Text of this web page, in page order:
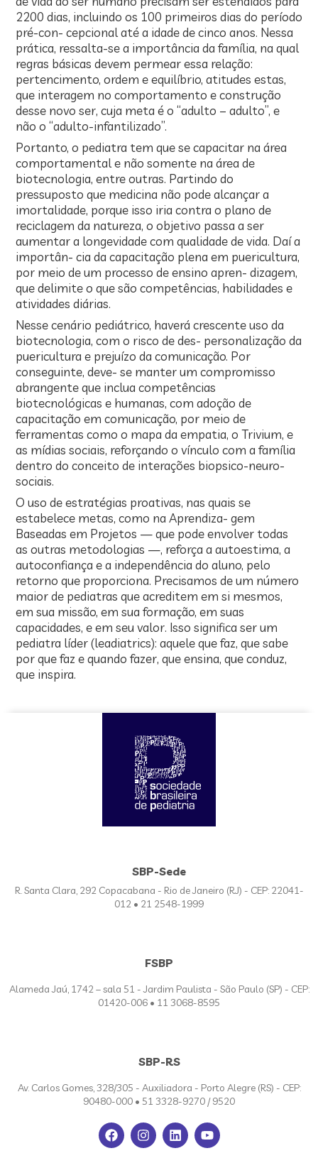
2200 dias, incluindo os 100 primeiros dias do período
pré-con- cepcional até a idade de cinco anos. Nessa
prática, ressalta-se a importância da família, na qual
regras básicas devem permear essa relação:
pertencimento, ordem e equilíbrio, atitudes estas,
que interagem no comportamento e construção
desse novo ser, cuja meta é o “adulto – adulto”, e
não o “adulto-infantilizado”.
Portanto, o pediatra tem que se capacitar na área
comportamental e não somente na área de
biotecnologia, entre outras. Partindo do
pressuposto que medicina não pode alcançar a
imortalidade, porque isso iria contra o plano de
reciclagem da natureza, o objetivo passa a ser
aumentar a longevidade com qualidade de vida. Daí a
importân- cia da capacitação plena em puericultura,
por meio de um processo de ensino apren- dizagem,
que delimite o que são competências, habilidades e
atividades diárias.
Nesse cenário pediátrico, haverá crescente uso da
biotecnologia, com o risco de des- personalização da
puericultura e prejuízo da comunicação. Por
conseguinte, deve- se manter um compromisso
abrangente que inclua competências
biotecnológicas e humanas, com adoção de
capacitação em comunicação, por meio de
ferramentas como o mapa da empatia, o Trivium, e
as mídias sociais, reforçando o vínculo com a família
dentro do conceito de interações biopsico-neuro-
sociais.
O uso de estratégias proativas, nas quais se
estabelece metas, como na Aprendiza- gem
Baseadas em Projetos — que pode envolver todas
as outras metodologias —, reforça a autoestima, a
autoconfiança e a independência do aluno, pelo
retorno que proporciona. Precisamos de um número
maior de pediatras que acreditem em si mesmos,
em sua missão, em sua formação, em suas
capacidades, e em seu valor. Isso significa ser um
pediatra líder (leadiatrics): aquele que faz, que sabe
por que faz e quando fazer, que ensina, que conduz,
que inspira.
SBP-Sede
R. Santa Clara, 292 Copacabana - Rio de Janeiro (RJ) - CEP: 22041-
012 • 21 2548-1999
FSBP
Alameda Jaú, 1742 – sala 51 - Jardim Paulista - São Paulo (SP) - CEP:
01420-006 • 11 3068-8595
SBP-RS
Av. Carlos Gomes, 328/305 - Auxiliadora - Porto Alegre (RS) - CEP:
90480-000 • 51 3328-9270 / 9520